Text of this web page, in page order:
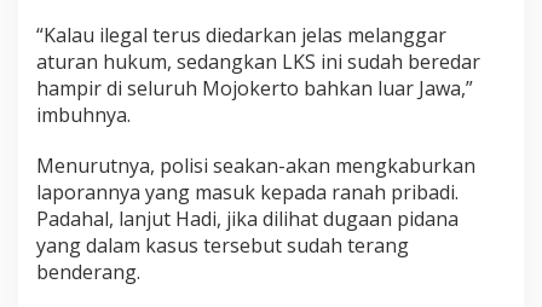
e
s
i
a
“Kalau ilegal terus diedarkan jelas melanggar
aturan hukum, sedangkan LKS ini sudah beredar
hampir di seluruh Mojokerto bahkan luar Jawa,”
imbuhnya.
Menurutnya, polisi seakan-akan mengkaburkan
laporannya yang masuk kepada ranah pribadi.
Padahal, lanjut Hadi, jika dilihat dugaan pidana
yang dalam kasus tersebut sudah terang
benderang.